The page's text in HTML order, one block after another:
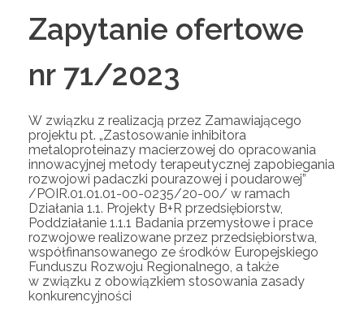
Zapytanie ofertowe
nr 71/2023
W związku z realizacją przez Zamawiającego
projektu pt. „Zastosowanie inhibitora
metaloproteinazy macierzowej do opracowania
innowacyjnej metody terapeutycznej zapobiegania
rozwojowi padaczki pourazowej i poudarowej”
/POIR.01.01.01-00-0235/20-00/ w ramach
Działania 1.1. Projekty B+R przedsiębiorstw,
Poddziałanie 1.1.1 Badania przemysłowe i prace
rozwojowe realizowane przez przedsiębiorstwa,
współfinansowanego ze środków Europejskiego
Funduszu Rozwoju Regionalnego, a także
w związku z obowiązkiem stosowania zasady
konkurencyjności